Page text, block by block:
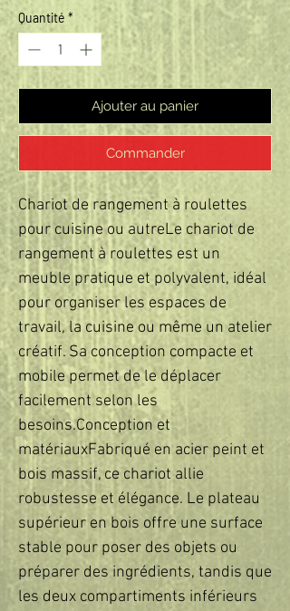
Quantité *
Ajouter au panier
Commander
Chariot de rangement à roulettes
pour cuisine ou autreLe chariot de
rangement à roulettes est un
meuble pratique et polyvalent, idéal
pour organiser les espaces de
travail, la cuisine ou même un atelier
créatif. Sa conception compacte et
mobile permet de le déplacer
facilement selon les
besoins.Conception et
matériauxFabriqué en acier peint et
bois massif, ce chariot allie
robustesse et élégance. Le plateau
supérieur en bois offre une surface
stable pour poser des objets ou
préparer des ingrédients, tandis que
les deux compartiments inférieurs